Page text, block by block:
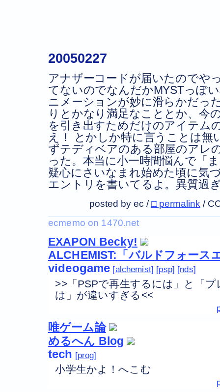
20050227
アナザーコードが届いたのでや
てないのでなんだかMYSTっぽ
ニメーションが妙に滑らかだっ
りとかなり満足なこととか、今
を引き出すためだけのアイテム
え！ とかしか特に言うことは無
ずテディベアのある部屋のアレ
った。本当に小一時間悩んで「
疑心にさいなまれ始めた頃に気
エントリを書いてるよ。異質過
posted by ec /□ permalink /
EXAPON Becky!
ALCHEMIST:「バルドフォース
videogame alchemist psp nds
>>「PSPで再生するには」と「
は」が違いすぎる<<
唯ゲーム論
めるへん Blog
tech prog
小学生かよ！へこむ